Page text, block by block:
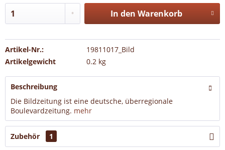
In den Warenkorb
Artikel-Nr.:
19811017_Bild
Artikelgewicht
0.2 kg
Beschreibung
Die Bildzeitung ist eine deutsche, überregionale
Boulevardzeitung. mehr
Zubehör 1